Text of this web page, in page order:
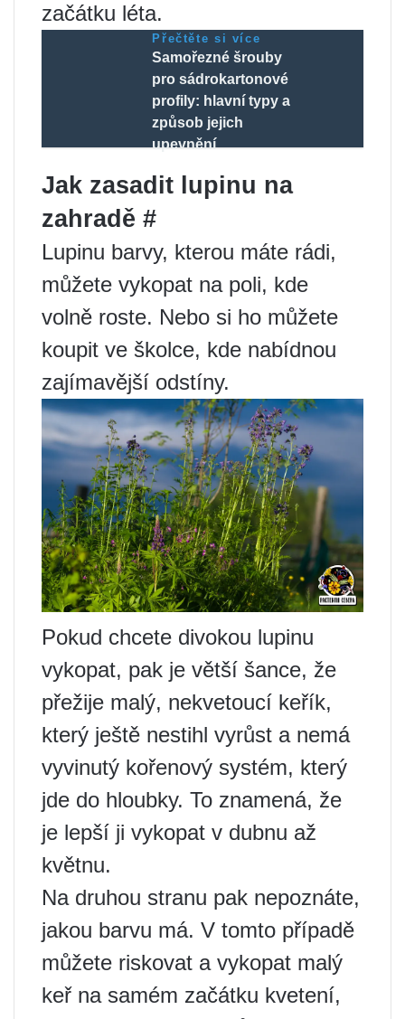
začátku léta.
Přečtěte si více
Samořezné šrouby
pro sádrokartonové
profily: hlavní typy a
způsob jejich
upevnění
Jak zasadit lupinu na
zahradě #
Lupinu barvy, kterou máte rádi,
můžete vykopat na poli, kde
volně roste. Nebo si ho můžete
koupit ve školce, kde nabídnou
zajímavější odstíny.
Pokud chcete divokou lupinu
vykopat, pak je větší šance, že
přežije malý, nekvetoucí keřík,
který ještě nestihl vyrůst a nemá
vyvinutý kořenový systém, který
jde do hloubky. To znamená, že
je lepší ji vykopat v dubnu až
květnu.
Na druhou stranu pak nepoznáte,
jakou barvu má. V tomto případě
můžete riskovat a vykopat malý
keř na samém začátku kvetení,